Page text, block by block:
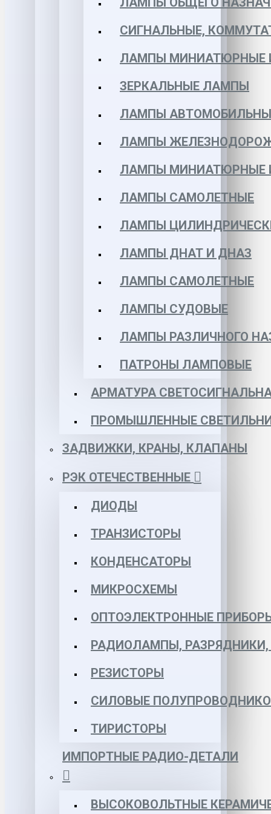
СИГНАЛЬНЫЕ,
ЛАМПЫ МИНИАТЮРНЫЕ
ЗЕРКАЛЬНЫЕ ЛАМПЫ
ЛАМПЫ
ЛАМПЫ
ЛАМПЫ МИНИАТЮРНЫЕ
ЛАМПЫ САМОЛЕТНЫЕ
ЛАМПЫ
ЛАМПЫ ДНАТ И ДНАЗ
ЛАМПЫ САМОЛЕТНЫЕ
ЛАМПЫ СУДОВЫЕ
ЛАМПЫ РАЗЛИЧНОГО
ПАТРОНЫ ЛАМПОВЫЕ
АРМАТУРА
ПРОМЫШЛЕННЫЕ
ЗАДВИЖКИ, КРАНЫ, КЛАПАНЫ
РЭК ОТЕЧЕСТВЕННЫЕ
ДИОДЫ
ТРАНЗИСТОРЫ
КОНДЕНСАТОРЫ
МИКРОСХЕМЫ
ОПТОЭЛЕКТРОННЫЕ
РАДИОЛАМПЫ,
РЕЗИСТОРЫ
СИЛОВЫЕ
ТИРИСТОРЫ
ИМПОРТНЫЕ РАДИО-ДЕТАЛИ
ВЫСОКОВОЛЬТНЫЕ